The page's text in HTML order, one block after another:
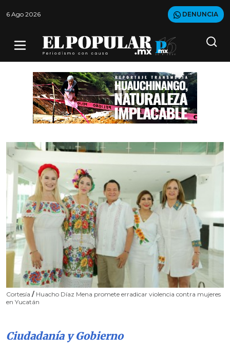
6 Ago 2026 DENUNCIA
Cortesía / Huacho Díaz Mena promete erradicar violencia contra mujeres
en Yucatán
Ciudadanía y Gobierno